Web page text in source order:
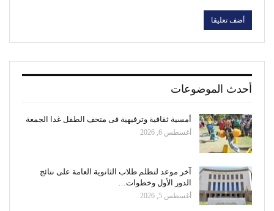
أحدث الموضوعات
أمسية ثقافية وترفيهية فى متحف الطفل غدا الجمعة
أغسطس 6, 2026
آخر موعد لتظلم طلاب الثانوية العامة على نتائج
الدور الأول وخطوات…
أغسطس 5, 2026